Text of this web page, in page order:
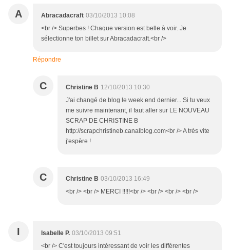
A Abracadacraft 03/10/2013 10:08
<br /> Superbes ! Chaque version est belle à voir. Je
sélectionne ton billet sur Abracadacraft.<br />
Répondre
C Christine B 12/10/2013 10:30
J'ai changé de blog le week end dernier... Si tu veux
me suivre maintenant, il faut aller sur LE NOUVEAU
SCRAP DE CHRISTINE B
http://scrapchristineb.canalblog.com<br /> A très vite
j'espère !
C Christine B 03/10/2013 16:49
<br /> <br /> MERCI !!!!!<br /> <br /> <br /> <br />
I Isabelle P. 03/10/2013 09:51
<br /> C'est toujours intéressant de voir les différentes